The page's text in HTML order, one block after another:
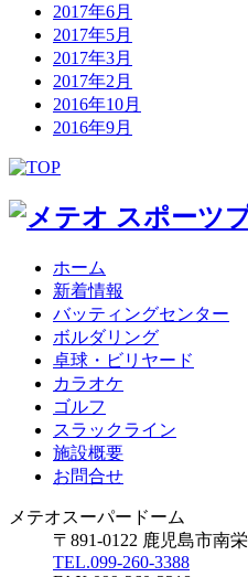
2017年6月
2017年5月
2017年3月
2017年2月
2016年10月
2016年9月
ホーム
新着情報
バッティングセンター
ボルダリング
卓球・ビリヤード
カラオケ
ゴルフ
スラックライン
施設概要
お問合せ
メテオスーパードーム
〒891-0122 鹿児島市南
TEL.099-260-3388